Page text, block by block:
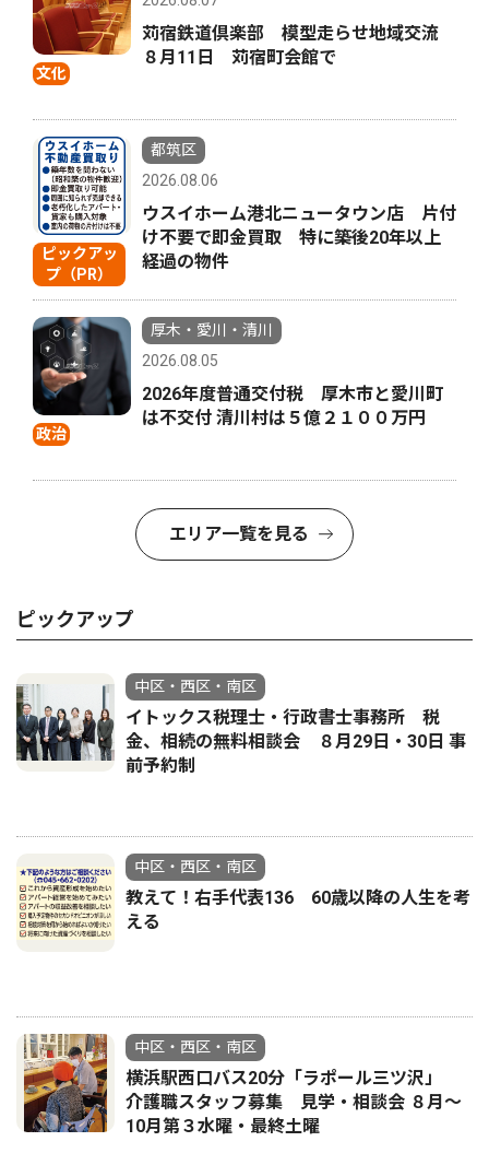
文化
苅宿鉄道倶楽部 模型走らせ地域交流
８月11日 苅宿町会館で
ピックアッ
プ（PR）
都筑区
2026.08.06
ウスイホーム港北ニュータウン店 片付
け不要で即金買取 特に築後20年以上
経過の物件
政治
厚木・愛川・清川
2026.08.05
2026年度普通交付税 厚木市と愛川町
は不交付 清川村は５億２１００万円
エリア一覧を見る
ピックアップ
中区・西区・南区
イトックス税理士・行政書士事務所 税
金、相続の無料相談会 ８月29日・30日 事
前予約制
中区・西区・南区
教えて！右手代表136 60歳以降の人生を考
える
中区・西区・南区
横浜駅西口バス20分「ラポール三ツ沢」
介護職スタッフ募集 見学・相談会 ８月〜
10月第３水曜・最終土曜